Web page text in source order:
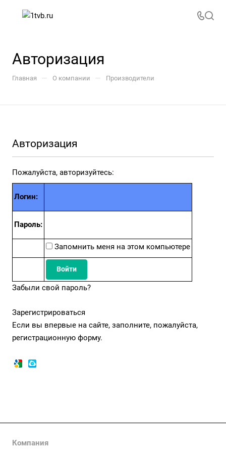
Авторизация
Главная — О компании — Производители
Авторизация
Пожалуйста, авторизуйтесь:
Логин:
Пароль:
Запомнить меня на этом компьютере
Забыли свой пароль?
Зарегистрироваться
Если вы впервые на сайте, заполните, пожалуйста,
регистрационную форму.
Компания